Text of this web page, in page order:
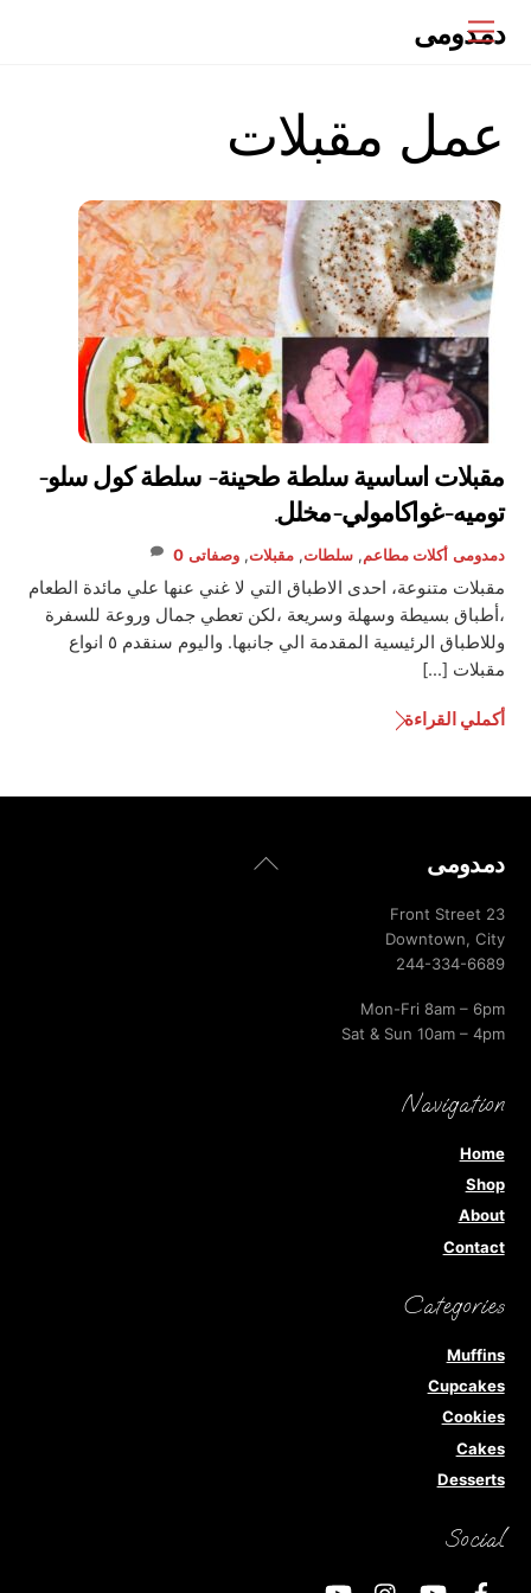
Menu
دمدومى
عمل مقبلات
مقبلات اساسية سلطة طحينة- سلطة كول سلو-
توميه-غواكامولي-مخلل.
دمدومى أكلات مطاعم,سلطات,مقبلات,وصفاتى 0
مقبلات متنوعة، احدى الاطباق التي لا غني عنها علي مائدة الطعام
،أطباق بسيطة وسهلة وسريعة ،لكن تعطي جمال وروعة للسفرة
وللاطباق الرئيسية المقدمة الي جانبها. واليوم سنقدم ٥ انواع
مقبلات […]
أكملي القراءة
Back
دمدومى
23 Front Street
Downtown, City
244-334-6689
Mon-Fri 8am – 6pm
Sat & Sun 10am – 4pm
Navigation
Home
Shop
About
Contact
Categories
Muffins
Cupcakes
Cookies
Cakes
Desserts
Social